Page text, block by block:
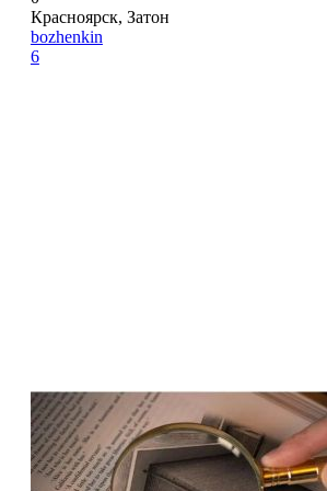
Красноярск, Затон
bozhenkin
6